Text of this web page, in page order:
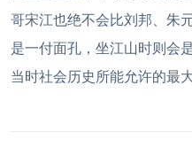
哥宋江也绝不会比刘邦、朱
是一付面孔，坐江山时则会
当时社会历史所能允许的最大